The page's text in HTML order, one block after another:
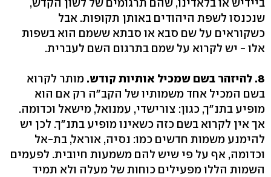
שנכנסו לשפת היהודים באותן תקופות. אבל
כשקוראים על שם סבא או סבתא ששמם הוא בשפות
אלו - יש לקרוא על שמם בתרגום השם לעברית.
8. להיזהר בשם שמכיל אותיות קודש.
מותר לקרוא
בשם המכיל אחד משמותיו של הקב"ה רק אם הוא
מופיע בתנ"ך, כגון: צורישדי, עמנואל, מישאל וכדומה.
אך אין לקרוא בשם כזה כשאינו מופיע בתנ"ך. לכן יש
להימנע משמות חדשים כמו: נסיה, אוראל, בת-אל
וכדומה, אף על פי שיש להם משמעות חיובית. לפעמים
השמות הללו מפעילים כוחות של מעלה ולא תמיד